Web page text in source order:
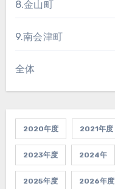
8.金山町
9.南会津町
全体
2020年度 2021年度
2023年度 2024年
2025年度 2026年度